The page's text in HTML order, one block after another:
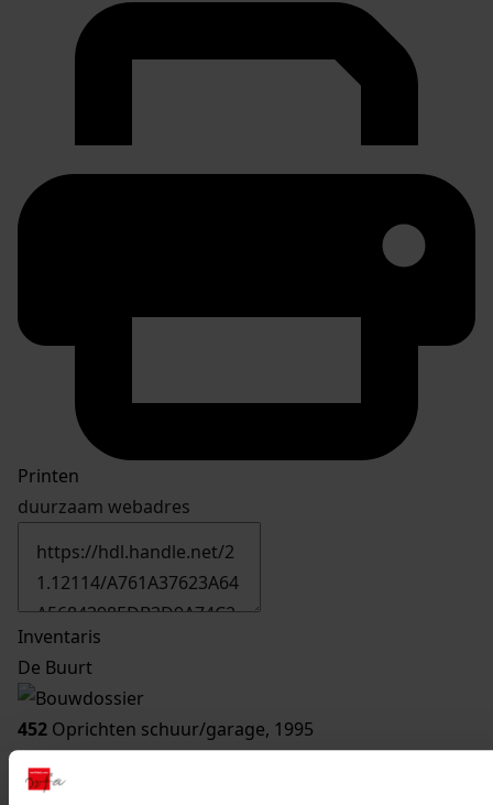
Printen
duurzaam webadres
Inventaris
De Buurt
452 Oprichten schuur/garage, 1995
Datering:
1995